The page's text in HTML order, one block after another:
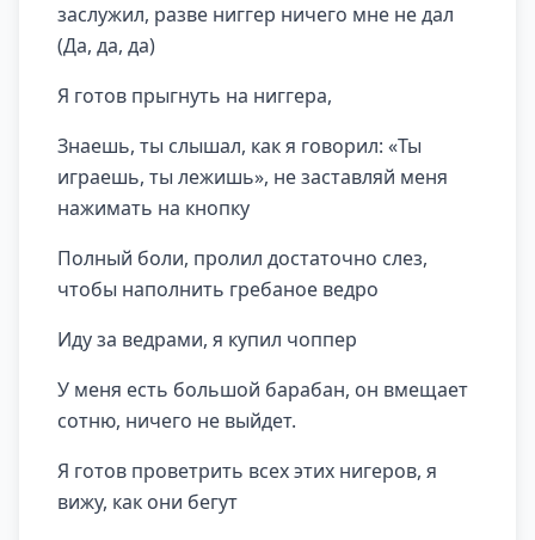
заслужил, разве ниггер ничего мне не дал
(Да, да, да)
Я готов прыгнуть на ниггера,
Знаешь, ты слышал, как я говорил: «Ты
играешь, ты лежишь», не заставляй меня
нажимать на кнопку
Полный боли, пролил достаточно слез,
чтобы наполнить гребаное ведро
Иду за ведрами, я купил чоппер
У меня есть большой барабан, он вмещает
сотню, ничего не выйдет.
Я готов проветрить всех этих нигеров, я
вижу, как они бегут